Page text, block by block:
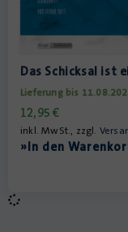
Das Schicksal ist
Lieferung bis
12,95€
inkl. MwSt., zzgl.
»In den